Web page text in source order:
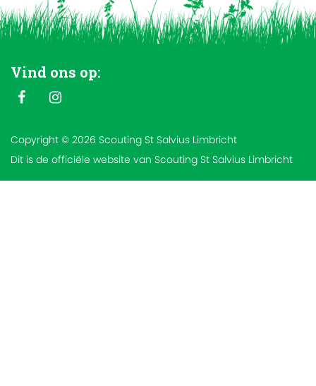
Vind ons op:
Copyright © 2026 Scouting St Salvius Limbricht
Dit is de officiële website van Scouting St Salvius Limbricht